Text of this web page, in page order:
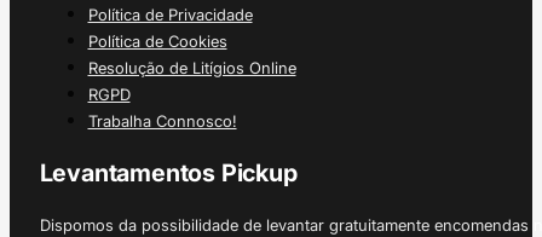
Política de Privacidade
Política de Cookies
Resolução de Litígios Online
RGPD
Trabalha Connosco!
Levantamentos Pickup
Dispomos da possibilidade de levantar gratuitamente